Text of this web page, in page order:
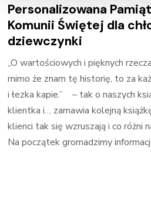
Personalizowana
Komunii Świętej dla
dziewczynki
„O wartościowych i pięknych
mimo że znam tę historię, to za
i łezka kapie.” – tak o naszych
klientka i… zamawia kolejną
klienci tak się wzruszają i co różni
Na początek gromadzimy